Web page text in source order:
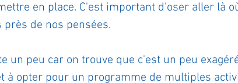
en place. C'est important d'oser aller là
de nos pensées.
un peu car on trouve que c'est un peu
à opter pour un programme de multiples